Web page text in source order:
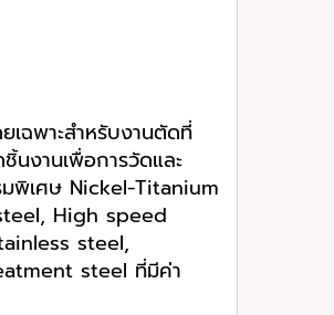
ฉพาะสำหรับงานตัดที่
นงานเพื่อการวัดและ
พิเศษ Nickel-Titanium
High speed
steel,
steel ที่มีค่า